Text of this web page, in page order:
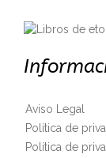
Aviso Legal
Política de
Política de